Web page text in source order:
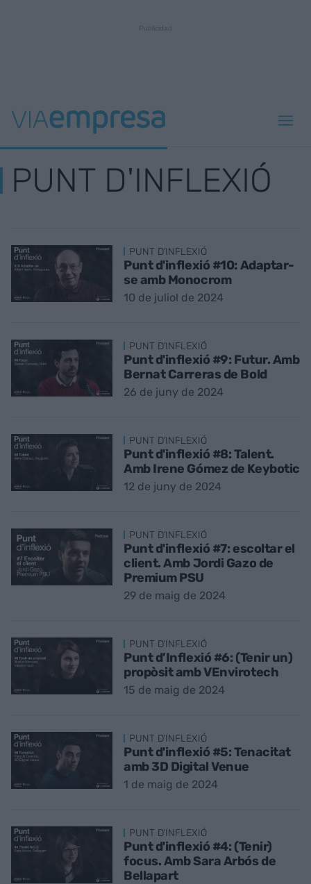
PUNT D'INFLEXIÓ
PUNT D'INFLEXIÓ
Punt d'inflexió #10: Adaptar-
se amb Monocrom
10 de juliol de 2024
PUNT D'INFLEXIÓ
Punt d'inflexió #9: Futur. Amb
Bernat Carreras de Bold
26 de juny de 2024
PUNT D'INFLEXIÓ
Punt d'inflexió #8: Talent.
Amb Irene Gómez de Keybotic
12 de juny de 2024
PUNT D'INFLEXIÓ
Punt d'inflexió #7: escoltar el
client. Amb Jordi Gazo de
Premium PSU
29 de maig de 2024
PUNT D'INFLEXIÓ
Punt d’Inflexió #6: (Tenir un)
propòsit amb VEnvirotech
15 de maig de 2024
PUNT D'INFLEXIÓ
Punt d'inflexió #5: Tenacitat
amb 3D Digital Venue
1 de maig de 2024
PUNT D'INFLEXIÓ
Punt d'inflexió #4: (Tenir)
focus. Amb Sara Arbós de
Bellapart